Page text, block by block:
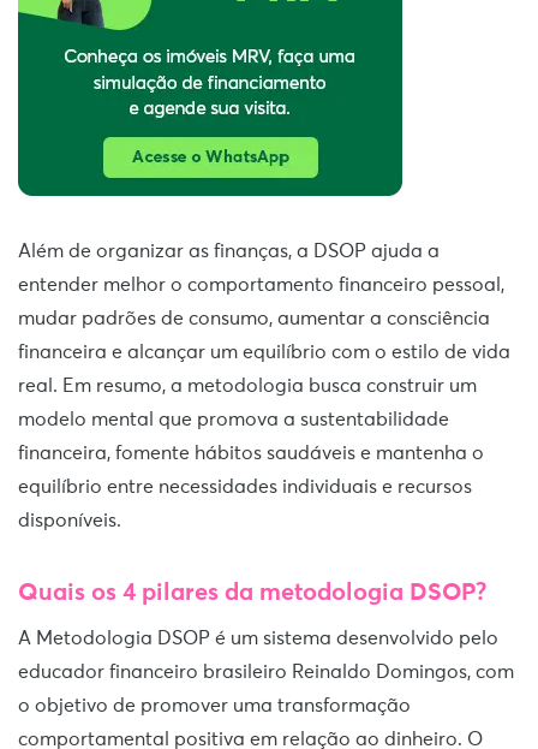
Além de organizar as finanças, a DSOP ajuda a
entender melhor o comportamento financeiro pessoal,
mudar padrões de consumo, aumentar a consciência
financeira e alcançar um equilíbrio com o estilo de vida
real. Em resumo, a metodologia busca construir um
modelo mental que promova a sustentabilidade
financeira, fomente hábitos saudáveis e mantenha o
equilíbrio entre necessidades individuais e recursos
disponíveis.
Quais os 4 pilares da metodologia DSOP?
A Metodologia DSOP é um sistema desenvolvido pelo
educador financeiro brasileiro Reinaldo Domingos, com
o objetivo de promover uma transformação
comportamental positiva em relação ao dinheiro. O